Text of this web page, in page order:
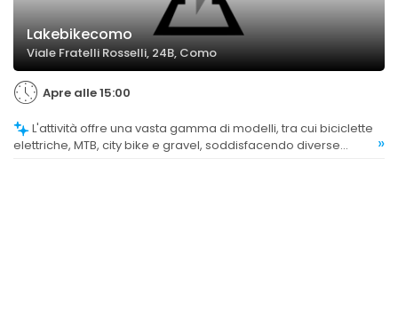
Lakebikecomo
Viale Fratelli Rosselli, 24B, Como
Apre alle 15:00
elettriche, MTB, city bike e gravel, soddisfacendo diverse
»